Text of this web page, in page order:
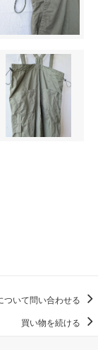
ついて問い合わせる
買い物を続ける